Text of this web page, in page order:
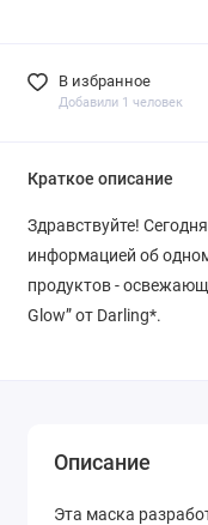
В избранное
Добавили 1 человек
Краткое описание
Здравствуйте!
информацией об
продуктов -
Glow” от Darling*.
Описание
Эта маска